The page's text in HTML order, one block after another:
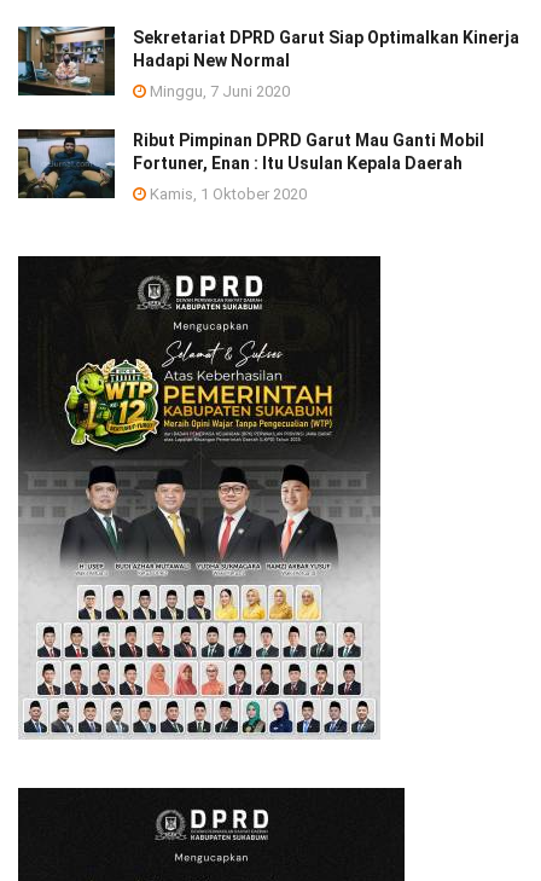
Sekretariat DPRD Garut Siap Optimalkan Kinerja
Hadapi New Normal
Minggu, 7 Juni 2020
Ribut Pimpinan DPRD Garut Mau Ganti Mobil
Fortuner, Enan : Itu Usulan Kepala Daerah
Kamis, 1 Oktober 2020